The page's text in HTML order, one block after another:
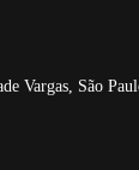
Vargas, São